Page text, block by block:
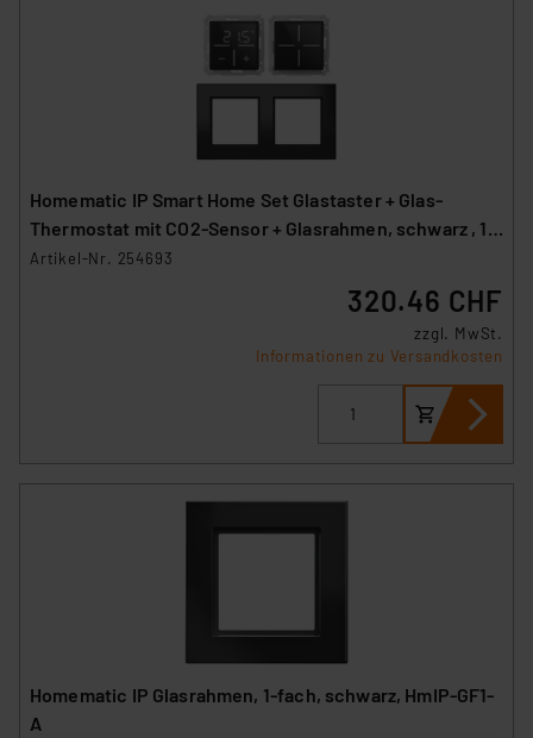
Homematic IP Smart Home Set Glastaster + Glas-
Thermostat mit CO2-Sensor + Glasrahmen, schwarz , 1x
WGS-A, 1x WGTC-A, 1x GF2-A
Artikel-Nr. 254693
320.46 CHF
zzgl. MwSt.
Informationen zu Versandkosten
Homematic IP Glasrahmen, 1-fach, schwarz, HmIP-GF1-
A